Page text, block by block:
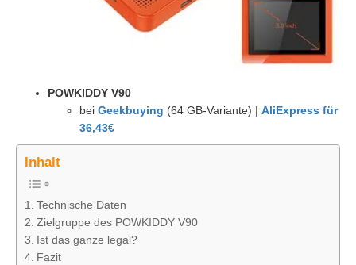
POWKIDDY V90
bei Geekbuying (64 GB-Variante) | AliExpress für
36,43€
Inhalt
Technische Daten
Zielgruppe des POWKIDDY V90
Ist das ganze legal?
Fazit